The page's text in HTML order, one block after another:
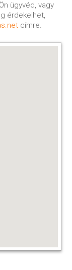
ügyvéd, vagy
érdekelhet,
címre.